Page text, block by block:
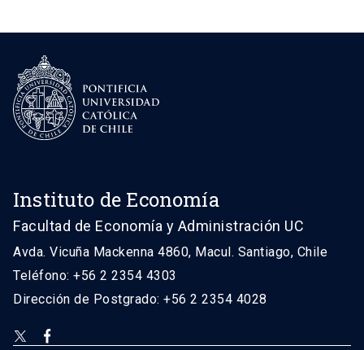
Instituto de Economía
Facultad de Economía y Administración UC
Avda. Vicuña Mackenna 4860, Macul. Santiago, Chile
Teléfono: +56 2 2354 4303
Dirección de Postgrado: +56 2 2354 4028